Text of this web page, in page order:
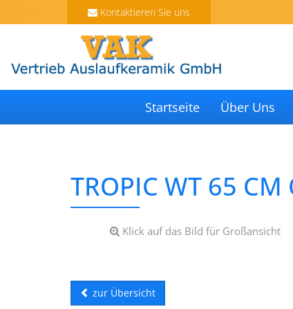
Kontaktieren Sie uns
Startseite Über Uns
TROPIC WT 65 CM
Klick auf das Bild für Großansicht
zur Übersicht